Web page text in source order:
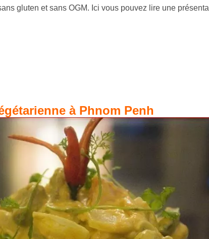
gluten et sans OGM. Ici vous pouvez lire une
à Phnom Penh